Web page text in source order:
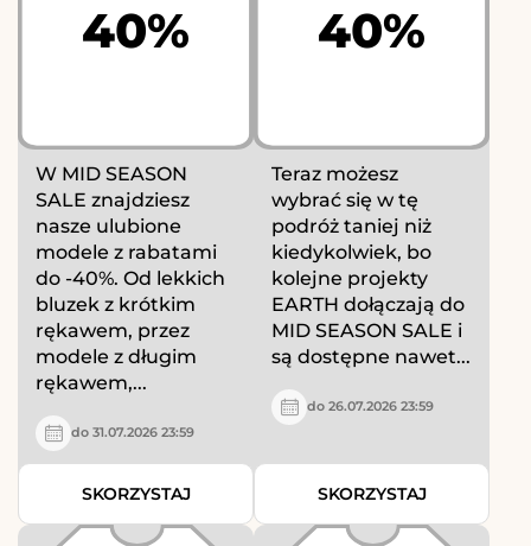
40%
W MID SEASON
SALE znajdziesz
nasze ulubione
modele z rabatami
do -40%. Od lekkich
bluzek z krótkim
rękawem, przez
modele z długim
rękawem,...
do 31.07.2026 23:59
SKORZYSTAJ
40%
Teraz możesz
wybrać się w tę
podróż taniej niż
kiedykolwiek, bo
kolejne projekty
EARTH dołączają do
MID SEASON SALE i
są dostępne nawet...
do 26.07.2026 23:59
SKORZYSTAJ